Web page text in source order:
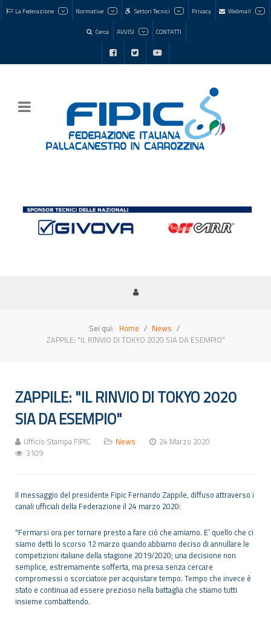
La Federazione Normative Settori Tecnici Privacy Webmail
Cerca AVVISI CONTATTI
Sei qui: Home
News
ZAPPILE: "IL RINVIO DI TOKYO 2020 SIA DA ESEMPIO"
ZAPPILE: "IL RINVIO DI TOKYO 2020
SIA DA ESEMPIO"
Ufficio Stampa FIPIC News
24 Marzo 2020
3109
Il messaggio del presidente Fipic Fernando Zappile, diffuso attraverso i
canali ufficiali della Federazione il 24 marzo 2020:
"Fermarsi ora per tornare presto a fare ciò che amiamo. E’ quello che ci
siamo detti lo scorso 12 marzo quando abbiamo deciso di annullare le
competizioni italiane della stagione 2019/2020; una decisione non
semplice, estremamente sofferta, ma presa senza cercare
compromessi o scorciatoie per acquistare tempo. Tempo che invece è
stato e continua ad essere prezioso nella battaglia che stiamo tutti
insieme combattendo.